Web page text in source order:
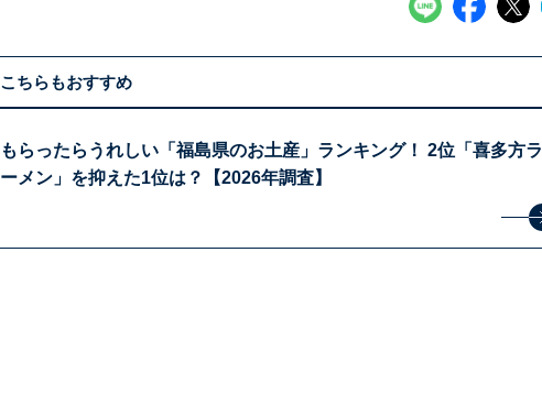
こちらもおすすめ
もらったらうれしい「福島県のお土産」ランキング！ 2位「喜多方ラ
ーメン」を抑えた1位は？【2026年調査】